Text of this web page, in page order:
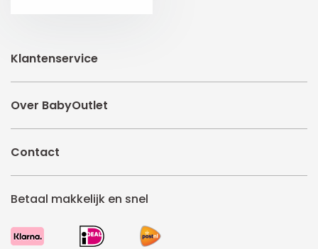
Klantenservice
Over BabyOutlet
Contact
Betaal makkelijk en snel